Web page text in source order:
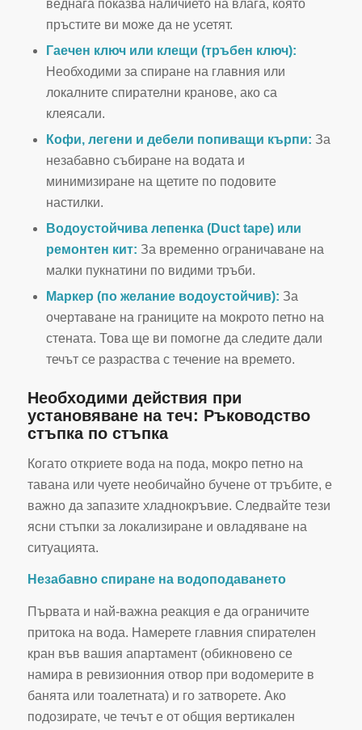
веднага показва наличието на влага, която
пръстите ви може да не усетят.
Гаечен ключ или клещи (тръбен ключ):
Необходими за спиране на главния или
локалните спирателни кранове, ако са
клеясали.
Кофи, легени и дебели попиващи кърпи: За
незабавно събиране на водата и
минимизиране на щетите по подовите
настилки.
Водоустойчива лепенка (Duct tape) или
ремонтен кит: За временно ограничаване на
малки пукнатини по видими тръби.
Маркер (по желание водоустойчив): За
очертаване на границите на мокрото петно на
стената. Това ще ви помогне да следите дали
течът се разраства с течение на времето.
Необходими действия при
установяване на теч: Ръководство
стъпка по стъпка
Когато откриете вода на пода, мокро петно на
тавана или чуете необичайно бучене от тръбите, е
важно да запазите хладнокръвие. Следвайте тези
ясни стъпки за локализиране и овладяване на
ситуацията.
Незабавно спиране на водоподаването
Първата и най-важна реакция е да ограничите
притока на вода. Намерете главния спирателен
кран във вашия апартамент (обикновено се
намира в ревизионния отвор при водомерите в
банята или тоалетната) и го затворете. Ако
подозирате, че течът е от общия вертикален